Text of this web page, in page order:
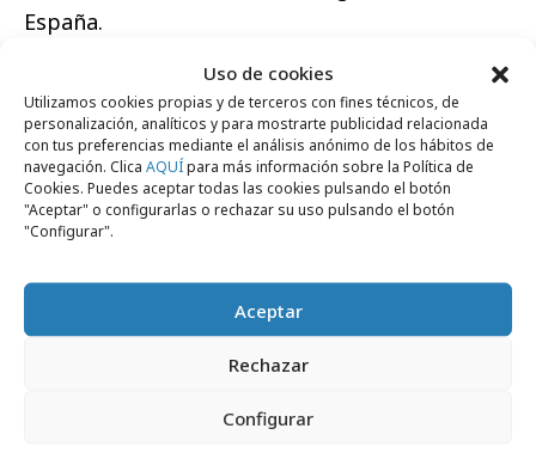
Uso de cookies
Utilizamos cookies propias y de terceros con fines técnicos, de
personalización, analíticos y para mostrarte publicidad relacionada
con tus preferencias mediante el análisis anónimo de los hábitos de
navegación. Clica AQUÍpara más información sobre la Política de
Cookies. Puedes aceptar todas las cookies pulsando el botón
"Aceptar" o configurarlas o rechazar su uso pulsando el botón
"Configurar".
Aceptar
Rechazar
Configurar
España.
Comparte
Noticias Relacionadas